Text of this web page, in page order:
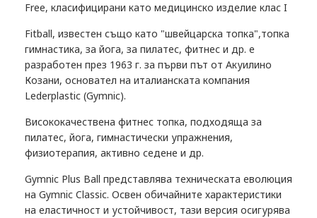
Free, класифицирани като медицинско изделие клас I
Fitball, известен също като "швейцарска топка",топка
гимнастика, за йога, за пилатес, фитнес и др. е
разработен през 1963 г. за първи път от Акуилино
Козани, основател на италианската компания
Lederplastic (Gymnic).
Висококачествена фитнес топка, подходяща за
пилатес, йога, гимнастически упражнения,
физиотерапия, активно седене и др.
Gymnic Plus Ball представлява техническата еволюция
на Gymnic Classic. Освен обичайните характеристики
на еластичност и устойчивост, тази версия осигурява